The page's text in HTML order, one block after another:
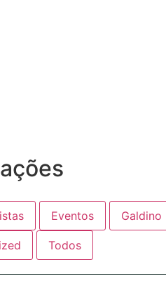
Eventos Galdino
Todos